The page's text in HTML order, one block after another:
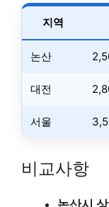
지역
논산
대전
서울
비교사항
논산시